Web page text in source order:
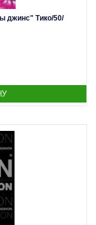
джинс" Тико/50/